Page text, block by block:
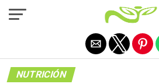
NUTRICIÓN
Salir de la versión